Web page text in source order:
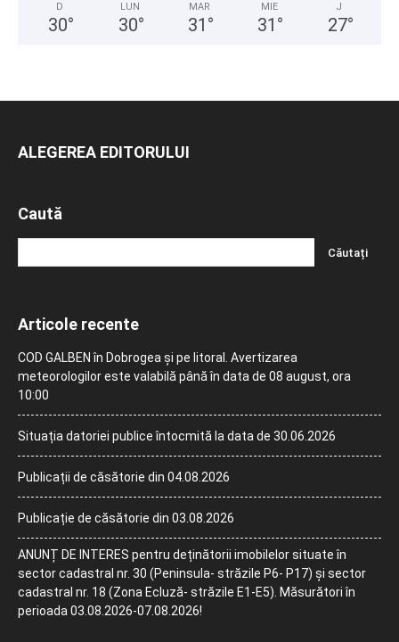
D
30°
LUN
30°
MAR
31 °
MIE
31 °
J
27°
ALEGEREA EDITORULUI
Caută
Articole recente
COD GALBEN în Dobrogea și pe litoral. Avertizarea
meteorologilor este valabilă până în data de 08 august, ora
10:00
Situația datoriei publice întocmită la data de 30.06.2026
Publicații de căsătorie din 04.08.2026
Publicație de căsătorie din 03.08.2026
ANUNȚ DE INTERES pentru deținătorii imobilelor situate în
sector cadastral nr. 30 (Peninsula- străzile P6- P17) și sector
cadastral nr. 18 (Zona Ecluză- străzile E1-E5). Măsurători în
perioada 03.08.2026-07.08.2026!